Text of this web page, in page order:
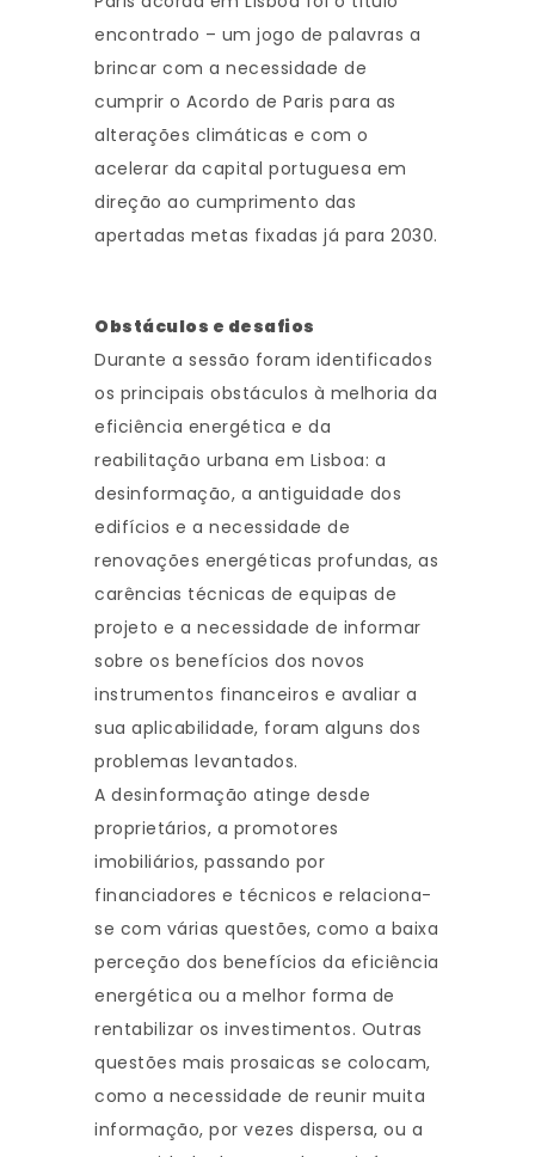
encontrado – um jogo de palavras a
brincar com a necessidade de
cumprir o Acordo de Paris para as
alterações climáticas e com o
acelerar da capital portuguesa em
direção ao cumprimento das
apertadas metas fixadas já para 2030.
Obstáculos e desafios
Durante a sessão foram identificados
os principais obstáculos à melhoria da
eficiência energética e da
reabilitação urbana em Lisboa: a
desinformação, a antiguidade dos
edifícios e a necessidade de
renovações energéticas profundas, as
carências técnicas de equipas de
projeto e a necessidade de informar
sobre os benefícios dos novos
instrumentos financeiros e avaliar a
sua aplicabilidade, foram alguns dos
problemas levantados.
A desinformação atinge desde
proprietários, a promotores
imobiliários, passando por
financiadores e técnicos e relaciona-
se com várias questões, como a baixa
perceção dos benefícios da eficiência
energética ou a melhor forma de
rentabilizar os investimentos. Outras
questões mais prosaicas se colocam,
como a necessidade de reunir muita
informação, por vezes dispersa, ou a